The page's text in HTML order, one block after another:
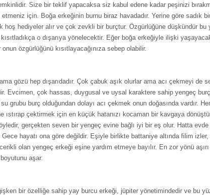
Size bir teklif yapacaksa siz kabul edene kadar peşinizi
için. Boğa erkeğinin burnu biraz havadadır. Yerine göre sadık
hoş hediyeler alır ve çok zevkli bir burçtur. Özgürlüğüne düşkündür bu
o dışarıya yönelecektir. Eğer boğa erkeğiyle ilişki
özgürlüğünü kısıtlayacağınıza sebep olabilir.
gözü hep dışarıdadır. Çok çabuk aşık olurlar ama acı çekmeyi de
Evcimen, çok hassas, duygusal ve uysal karaktere sahip yengeç
grubu burç olduğundan dolayı acı çekmek onun doğasında vardır.
ıstırap çektirmek için en küçük hatanızı kocaman bir kavgaya
gerçekten seven bir yengeç evine bağlı iyi bir eş olur. Hatta
hayatı ona göre değildir. Eşiyle birlikte battaniye altında filim izler,
olan yengeç erkeği eşine yardım etmeye bayılır. En zor yönü
aşar.
bir özelliğe sahip yay burcu erkeği, jüpiter yönetimindedir ve bu